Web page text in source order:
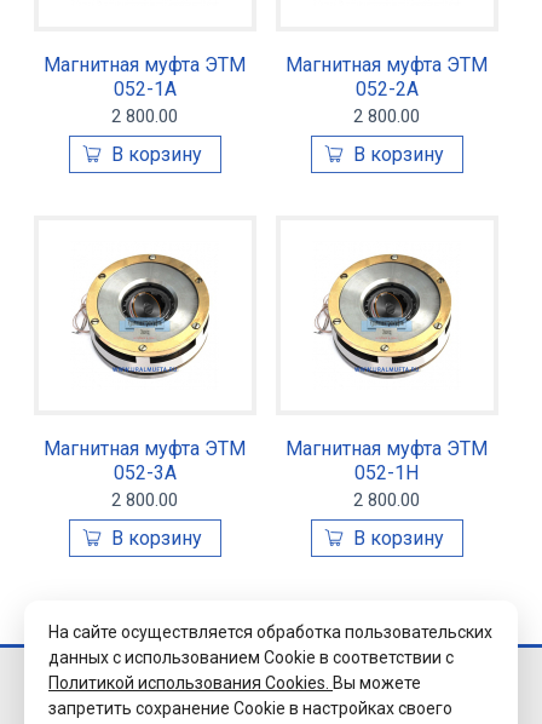
Магнитная муфта ЭТМ
052-1А
2 800.00
Магнитная муфта ЭТМ
052-2А
2 800.00
Магнитная муфта ЭТМ
052-3А
2 800.00
Магнитная муфта ЭТМ
052-1Н
2 800.00
© 2026 Завод
«Уралэлектромуфта»
На сайте осуществляется обработка пользовательских
данных с использованием Cookie в соответствии с
Политикой использования Cookies. Вы можете
запретить сохранение Cookie в настройках своего